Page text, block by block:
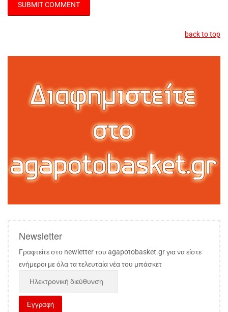
back to top
Newsletter
Γραφτείτε στο newletter του agapotobasket.gr για να είστε
ενήμεροι με όλα τα τελευταία νέα του μπάσκετ